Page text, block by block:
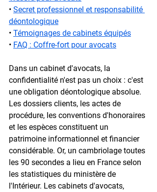
• Secret professionnel et responsabilité
déontologique
• Témoignages de cabinets équipés
• FAQ : Coffre-fort pour avocats
Dans un cabinet d'avocats, la
confidentialité n'est pas un choix : c'est
une obligation déontologique absolue.
Les dossiers clients, les actes de
procédure, les conventions d'honoraires
et les espèces constituent un
patrimoine informationnel et financier
considérable. Or, un cambriolage toutes
les 90 secondes a lieu en France selon
les statistiques du ministère de
l'Intérieur. Les cabinets d'avocats,